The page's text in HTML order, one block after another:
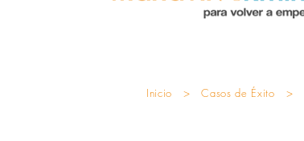
Inicio >Casos de Éxito >